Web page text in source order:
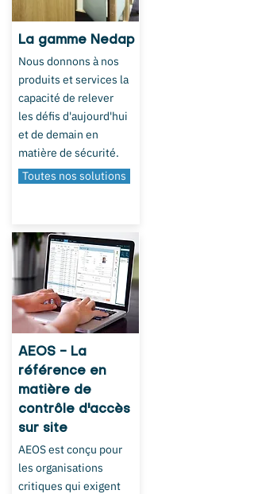
La gamme Nedap
Nous donnons à nos
produits et services la
capacité de relever
les défis d'aujourd'hui
et de demain en
matière de sécurité.
Toutes nos solutions
AEOS - La
référence en
matière de
contrôle d'accès
sur site
AEOS est conçu pour
les organisations
critiques qui exigent